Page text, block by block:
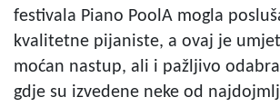
festivala Piano PoolA mogla
kvalitetne pijaniste, a ovaj je
moćan nastup, ali i pažljivo
gdje su izvedene neke od